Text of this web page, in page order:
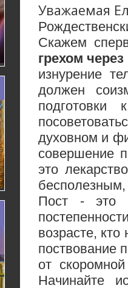
Уважаемая
Скажем
грехом
изнурение
должен
духовном и
совершение
это
бесполезным,
Пост - это
возрасте,
поствование
от
Начинайте